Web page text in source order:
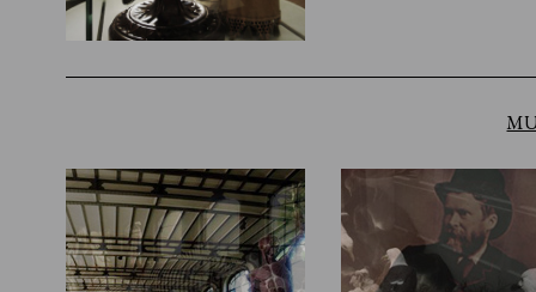
Galerie de Paleontologie et
d'Anatomie comparee
Booth Museum of Natural